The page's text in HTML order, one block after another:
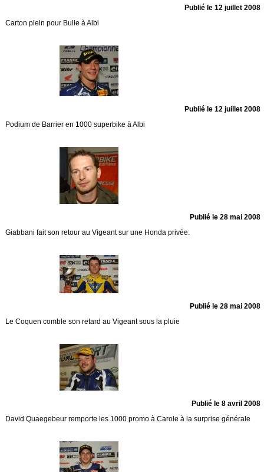
Publié le 12 juillet 2008
Carton plein pour Bulle à Albi
Publié le 12 juillet 2008
Podium de Barrier en 1000 superbike à Albi
Publié le 28 mai 2008
Giabbani fait son retour au Vigeant sur une Honda privée.
Publié le 28 mai 2008
Le Coquen comble son retard au Vigeant sous la pluie
Publié le 8 avril 2008
David Quaegebeur remporte les 1000 promo à Carole à la surprise générale